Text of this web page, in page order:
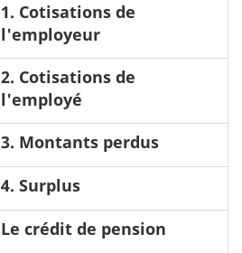
1. Cotisations de
l'employeur
2. Cotisations de
l'employé
3. Montants perdus
4. Surplus
Le crédit de pension